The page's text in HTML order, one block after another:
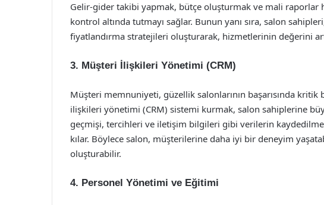
Gelir-gider takibi yapmak, bütçe oluşturmak ve mali raporlar
kontrol altında tutmayı sağlar. Bunun yanı sıra, salon
fiyatlandırma stratejileri oluşturarak, hizmetlerinin değerini
3. Müşteri İlişkileri Yönetimi (CRM)
Müşteri memnuniyeti, güzellik salonlarının başarısında
ilişkileri yönetimi (CRM) sistemi kurmak, salon sahiplerine
geçmişi, tercihleri ve iletişim bilgileri gibi verilerin
kılar. Böylece salon, müşterilerine daha iyi bir deneyim
oluşturabilir.
4. Personel Yönetimi ve Eğitimi